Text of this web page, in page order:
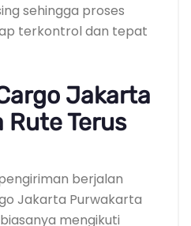
sehingga proses
terkontrol dan tepat
Jakarta
Terus
berjalan
Jakarta Purwakarta
mengikuti